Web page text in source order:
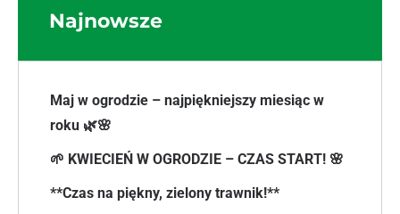
Najnowsze
Maj w ogrodzie – najpiękniejszy miesiąc w
roku 🌿🌸
🌱 KWIECIEŃ W OGRODZIE – CZAS START! 🌸
**Czas na piękny, zielony trawnik!**